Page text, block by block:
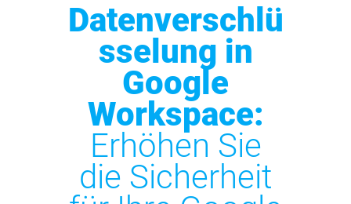
Datenverschlü
sselung in
Google
Workspace:
Erhöhen Sie
die Sicherheit